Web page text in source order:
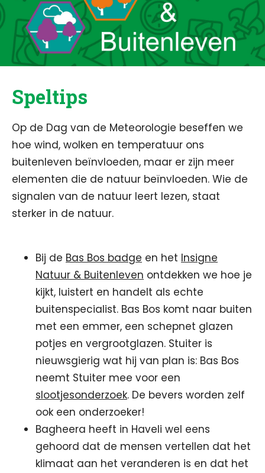
Speltips
Op de Dag van de Meteorologie beseffen we
hoe wind, wolken en temperatuur ons
buitenleven beïnvloeden, maar er zijn meer
elementen die de natuur beïnvloeden. Wie de
signalen van de natuur leert lezen, staat
sterker in de natuur.
Bij de Bas Bos badge en het Insigne
Natuur & Buitenleven ontdekken we hoe je
kijkt, luistert en handelt als echte
buitenspecialist. Bas Bos komt naar buiten
met een emmer, een schepnet glazen
potjes en vergrootglazen. Stuiter is
nieuwsgierig wat hij van plan is: Bas Bos
neemt Stuiter mee voor een
slootjesonderzoek. De bevers worden zelf
ook een onderzoeker!
Bagheera heeft in Haveli wel eens
gehoord dat de mensen vertellen dat het
klimaat aan het veranderen is en dat het